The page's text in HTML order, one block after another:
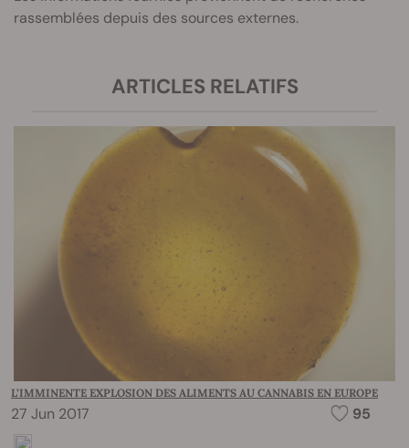
rassemblées depuis des sources externes.
ARTICLES RELATIFS
L’IMMINENTE EXPLOSION DES ALIMENTS AU CANNABIS EN EUROPE
27 Jun 2017 95